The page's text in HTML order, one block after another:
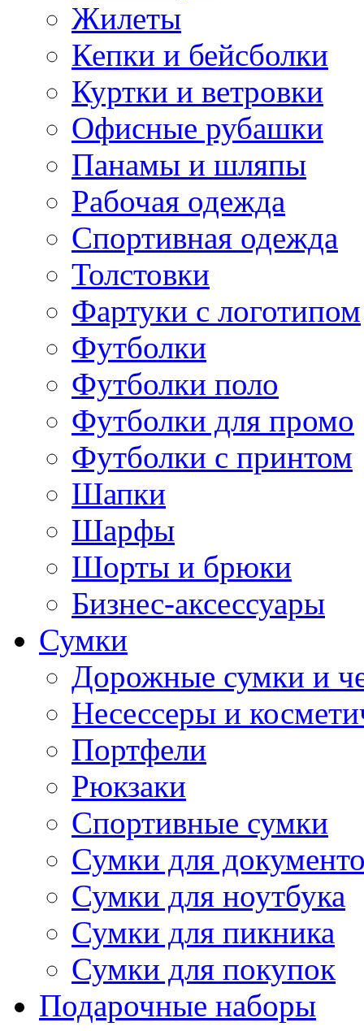
Жилеты
Кепки и бейсболки
Куртки и ветровки
Офисные рубашки
Панамы и шляпы
Рабочая одежда
Спортивная одежда
Толстовки
Фартуки с логотипом
Футболки
Футболки поло
Футболки для промо
Футболки с принтом
Шапки
Шарфы
Шорты и брюки
Бизнес-аксессуары
Сумки
Дорожные сумки и
Несессеры и
Портфели
Рюкзаки
Спортивные сумки
Сумки для
Сумки для ноутбука
Сумки для пикника
Сумки для покупок
Подарочные наборы